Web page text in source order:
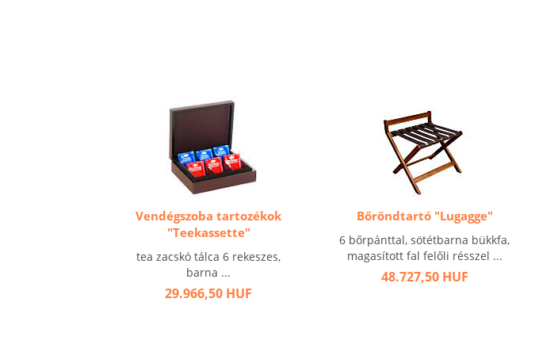
Vendégszoba tartozékok
"Teekassette"
tea zacskó tálca 6 rekeszes,
barna ...
29.966,50 HUF
Bőröndtartó "Lugagge"
6 bőrpánttal, sötétbarna bükkfa,
magasított fal felőli résszel ...
48.727,50 HUF